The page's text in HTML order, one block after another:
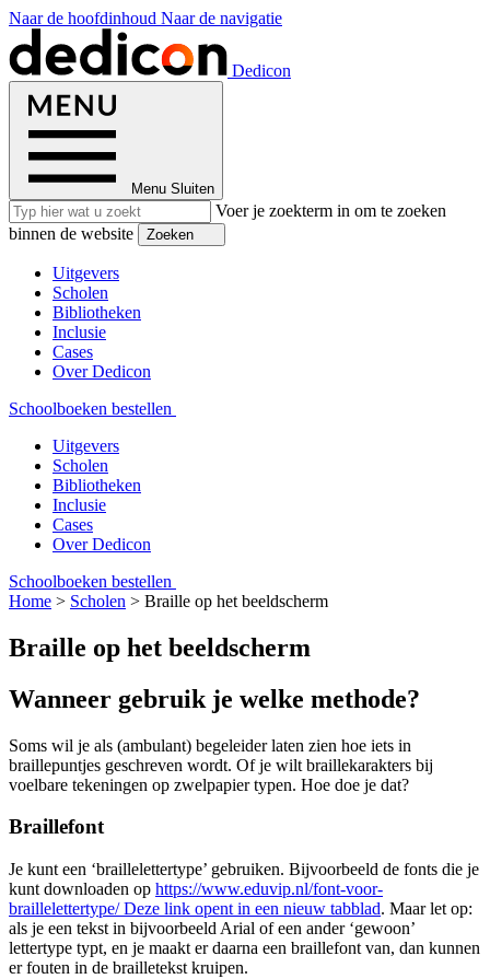
Naar de hoofdinhoud Naar de navigatie
Dedicon
Menu Sluiten
Voer je zoekterm in om te zoeken
binnen de website
Zoeken
Uitgevers
Scholen
Bibliotheken
Inclusie
Cases
Over Dedicon
Schoolboeken bestellen
Uitgevers
Scholen
Bibliotheken
Inclusie
Cases
Over Dedicon
Schoolboeken bestellen
Home > Scholen > Braille op het beeldscherm
Braille op het beeldscherm
Wanneer gebruik je welke methode?
Soms wil je als (ambulant) begeleider laten zien hoe iets in
braillepuntjes geschreven wordt. Of je wilt braillekarakters bij
voelbare tekeningen op zwelpapier typen. Hoe doe je dat?
Braillefont
Je kunt een ‘braillelettertype’ gebruiken. Bijvoorbeeld de fonts die je
kunt downloaden op https://www.eduvip.nl/font-voor-
braillelettertype/Deze link opent in een nieuw tabblad. Maar let op:
als je een tekst in bijvoorbeeld Arial of een ander ‘gewoon’
lettertype typt, en je maakt er daarna een braillefont van, dan kunnen
er fouten in de brailletekst kruipen.